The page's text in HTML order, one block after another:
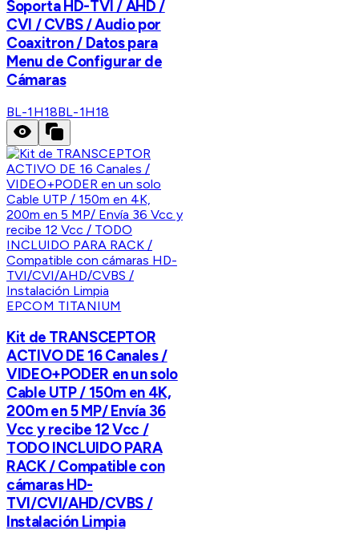
Soporta HD-TVI / AHD /
CVI / CVBS / Audio por
Coaxitron / Datos para
Menu de Configurar de
Cámaras
BL-1H18BL-1H18
EPCOM TITANIUM
Kit de TRANSCEPTOR
ACTIVO DE 16 Canales /
VIDEO+PODER en un solo
Cable UTP / 150m en 4K,
200m en 5 MP/ Envía 36
Vcc y recibe 12 Vcc /
TODO INCLUIDO PARA
RACK / Compatible con
cámaras HD-
TVI/CVI/AHD/CVBS /
Instalación Limpia